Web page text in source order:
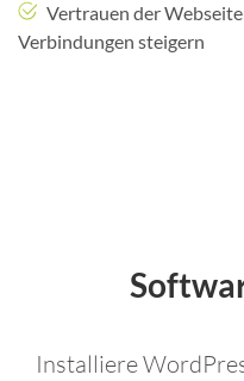
Vertrauen der
Verbindungen steigern
Installiere